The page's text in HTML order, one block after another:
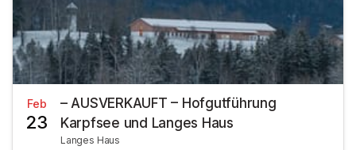
Feb
23
– AUSVERKAUFT – Hofgutführung
Karpfsee und Langes Haus
Langes Haus